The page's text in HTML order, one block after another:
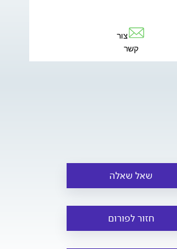
צור
קשר
שאל שאלה
חזור לפורום